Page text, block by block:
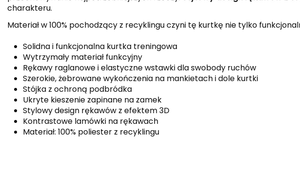
charakteru.
Materiał w 100% pochodzący z recyklingu czyni tę kurtkę nie tylko
Solidna i funkcjonalna kurtka treningowa
Wytrzymały materiał funkcyjny
Rękawy raglanowe i elastyczne wstawki dla swobody ruchów
Szerokie, żebrowane wykończenia na mankietach i dole kurtki
Stójka z ochroną podbródka
Ukryte kieszenie zapinane na zamek
Stylowy design rękawów z efektem 3D
Kontrastowe lamówki na rękawach
Materiał: 100% poliester z recyklingu